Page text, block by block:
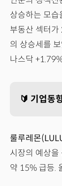
상승하는 모습
부동산 섹터
의 상승세를
나스닥
🔰 기업동
룰루레몬
시장의 예상을
약 15% 급등.